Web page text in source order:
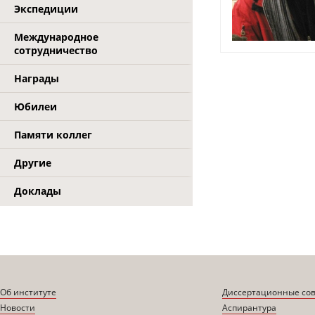
Экспедиции
Международное
сотрудничество
Награды
Юбилеи
Памяти коллег
Другие
Доклады
Об институте
Новости
Диссертационные
Аспирантура